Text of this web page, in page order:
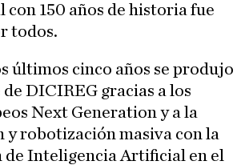
con 150 años de historia fue
todos.
últimos cinco años se produjo
DICIREG gracias a los
Next Generation y a la
y robotización masiva con la
Inteligencia Artificial en el